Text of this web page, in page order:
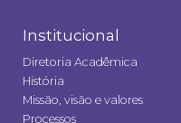
Institucional
Diretoria Acadêmica
História
Missão, visão e valores
Processos